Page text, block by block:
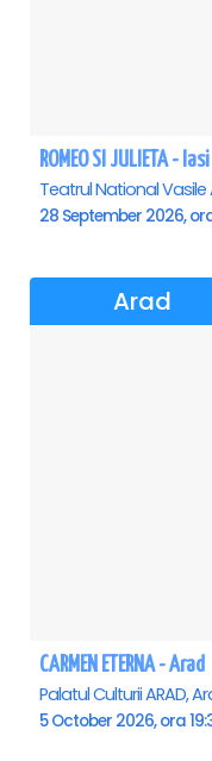
ROMEO SI JULIETA - Iasi
Arad
CARMEN ETERNA - Arad
Palatul Culturii ARAD,
5 October 2026, ora